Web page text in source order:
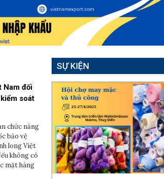
Nam đối
soát
chức năng
bảo vệ
long Việt
không có
mặt hàng
SỰ KIỆN